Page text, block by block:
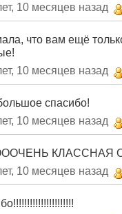
10 месяцев назад
что вам ещё
10 месяцев назад
спасибо!
10 месяцев назад
КЛАССНАЯ
10 месяцев назад